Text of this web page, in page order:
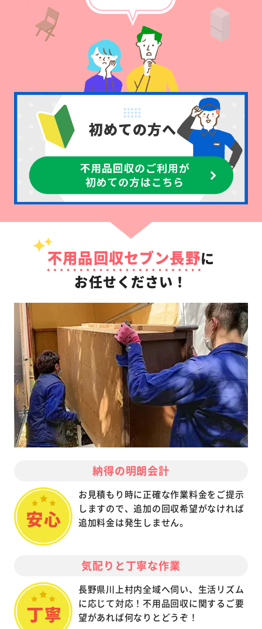
不用品回収セブン長野に
お任せください！
納得の明朗会計
お見積もり時に正確な作業料金をご提示
しますので、追加の回収希望がなければ
追加料金は発生しません。
気配りと丁寧な作業
長野県川上村内全域へ伺い、生活リズム
に応じて対応！不用品回収に関するご要
望があれば何なりとどうぞ！